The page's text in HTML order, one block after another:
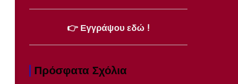
👉 Εγγράψου εδώ !
Πρόσφατα Σχόλια